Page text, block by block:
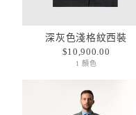
深灰色淺格紋西裝
$10,900.00
1 顏色